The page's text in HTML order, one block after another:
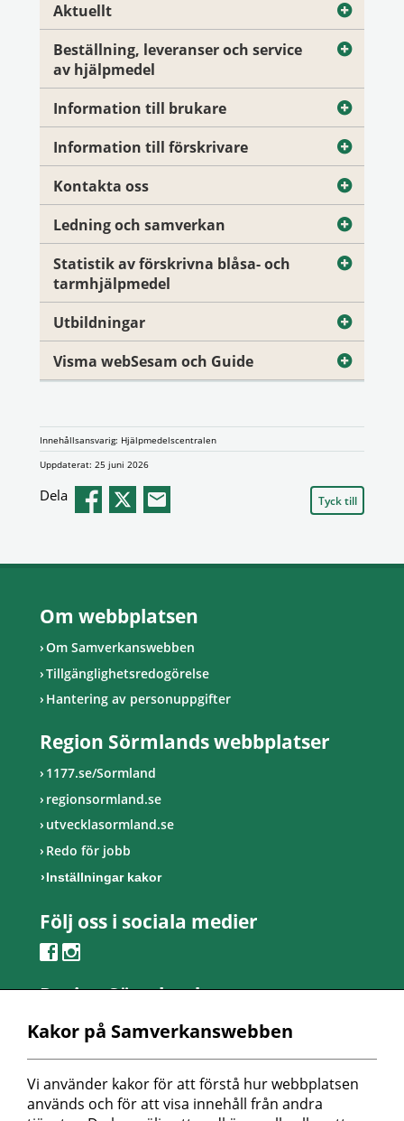
Aktuellt
Beställning, leveranser och service
av hjälpmedel
Information till brukare
Information till förskrivare
Kontakta oss
Ledning och samverkan
Statistik av förskrivna blåsa- och
tarmhjälpmedel
Utbildningar
Visma webSesam och Guide
Innehållsansvarig: Hjälpmedelscentralen
Uppdaterat: 25 juni 2026
Dela Tyck till
Om webbplatsen
Om Samverkanswebben
Tillgänglighetsredogörelse
Hantering av personuppgifter
Region Sörmlands webbplatser
1177.se/Sormland
regionsormland.se
utvecklasormland.se
Redo för jobb
Inställningar kakor
Följ oss i sociala medier
Region Sörmland
Kontaktcenter
Telefon: 0155-24 50 00
Besöksadress:
Länsmansvägen 6
Nyköpings lasarett
Kakor på Samverkanswebben
Vi använder kakor för att förstå hur webbplatsen
används och för att visa innehåll från andra